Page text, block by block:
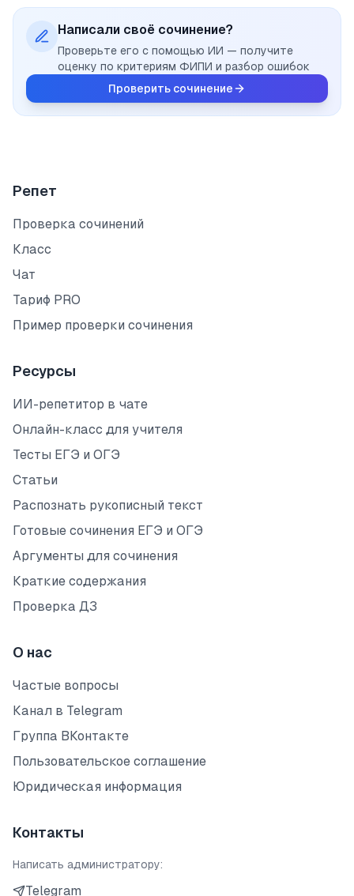
Написали своё сочинение?
Проверьте его с помощью ИИ — получите
оценку по критериям ФИПИ и разбор ошибок
Проверить сочинение
Репет
Проверка сочинений
Класс
Чат
Тариф PRO
Пример проверки сочинения
Ресурсы
ИИ-репетитор в чате
Онлайн-класс для учителя
Тесты ЕГЭ и ОГЭ
Статьи
Распознать рукописный текст
Готовые сочинения ЕГЭ и ОГЭ
Аргументы для сочинения
Краткие содержания
Проверка ДЗ
О нас
Частые вопросы
Канал в Telegram
Группа ВКонтакте
Пользовательское соглашение
Юридическая информация
Контакты
Написать администратору:
Telegram